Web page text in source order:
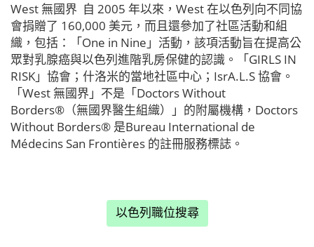
West 無國界 自 2005 年以來，West 在以色列向不同協
會捐贈了 160,000 美元，而且還參加了社區活動和組
織，包括：「One in Nine」活動，該項活動旨在提高公
眾對乳腺癌與以色列進階乳房保健的認識。「GIRLS IN
RISK」協會；什洛米的當地社區中心；IsrA.L.S 協會。
「West 無國界」不是「Doctors Without
Borders®（無國界醫生組織）」的附屬機構，Doctors
Without Borders® 是Bureau International de
Médecins San Frontières 的註冊服務標誌。
以色列職位搜尋